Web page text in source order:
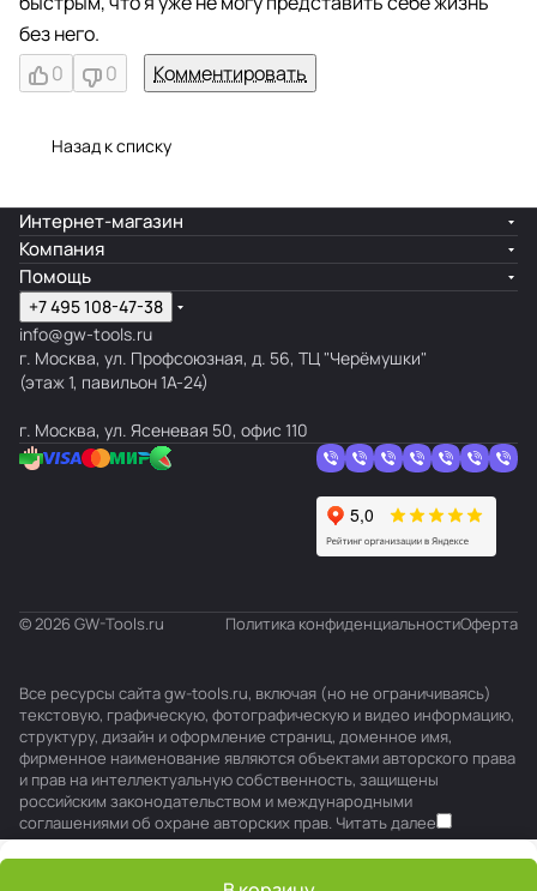
без него.
0
0 Комментировать
Назад к списку
Интернет-магазин
Компания
Помощь
+7 495 108-47-38
info@gw-tools.ru
г. Москва, ул. Профсоюзная, д. 56, ТЦ "Черёмушки"
(этаж 1, павильон 1А-24)
г. Москва, ул. Ясеневая 50, офис 110
© 2026 GW-Tools.ru Политика конфиденциальностиОферта
Все ресурсы сайта gw-tools.ru, включая (но не ограничиваясь)
текстовую, графическую, фотографическую и видео информацию,
структуру, дизайн и оформление страниц, доменное имя,
фирменное наименование являются объектами авторского права
и прав на интеллектуальную собственность, защищены
российским законодательством и международными
соглашениями об охране авторских прав. Читать далее